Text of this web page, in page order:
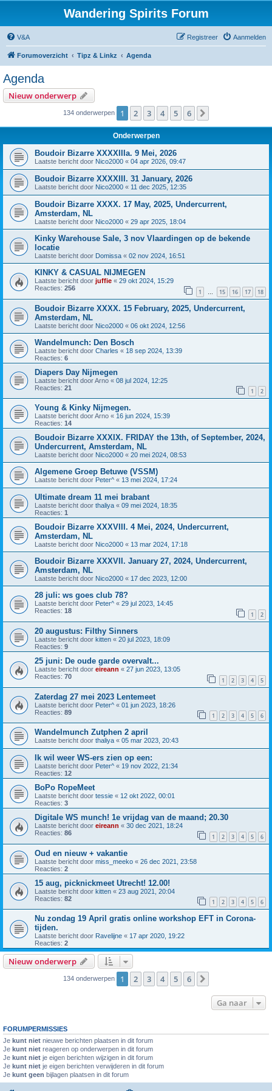
Wandering Spirits Forum
V&A Aanmelden
Registreer
Forumoverzicht Tipz & Linkz Agenda
Agenda
Nieuw onderwerp
134 onderwerpen 1 2 3 4 5 6
Onderwerpen
Boudoir Bizarre XXXXIIIa. 9 Mei, 2026
Laatste bericht door Nico2000 « 04 apr 2026, 09:47
Boudoir Bizarre XXXXIII. 31 January, 2026
Laatste bericht door Nico2000 « 11 dec 2025, 12:35
Boudoir Bizarre XXXX. 17 May, 2025, Undercurrent,
Amsterdam, NL
Laatste bericht door Nico2000 « 29 apr 2025, 18:04
Kinky Warehouse Sale, 3 nov Vlaardingen op de bekende
locatie
Laatste bericht door Domissa « 02 nov 2024, 16:51
KINKY & CASUAL NIJMEGEN
Laatste bericht door juffie « 29 okt 2024, 15:29
Reacties: 256 1 … 15 16 17 18
Boudoir Bizarre XXXX. 15 February, 2025, Undercurrent,
Amsterdam, NL
Laatste bericht door Nico2000 « 06 okt 2024, 12:56
Wandelmunch: Den Bosch
Laatste bericht door Charles « 18 sep 2024, 13:39
Reacties: 6
Diapers Day Nijmegen
Laatste bericht doorArno « 08 jul 2024, 12:25
Reacties: 21 1 2
Young & Kinky Nijmegen.
Laatste bericht doorArno « 16 jun 2024, 15:39
Reacties: 14
Boudoir Bizarre XXXIX. FRIDAY the 13th, of September, 2024,
Undercurrent, Amsterdam, NL
Laatste bericht door Nico2000 « 20 mei 2024, 08:53
Algemene Groep Betuwe (VSSM)
Laatste bericht door Peter^ « 13 mei 2024, 17:24
Ultimate dream 11 mei brabant
Laatste bericht door thaliya « 09 mei 2024, 18:35
Reacties: 1
Boudoir Bizarre XXXVIII. 4 Mei, 2024, Undercurrent,
Amsterdam, NL
Laatste bericht door Nico2000 « 13 mar 2024, 17:18
Boudoir Bizarre XXXVII. January 27, 2024, Undercurrent,
Amsterdam, NL
Laatste bericht door Nico2000 « 17 dec 2023, 12:00
28 juli: ws goes club 78?
Laatste bericht door Peter^ « 29 jul 2023, 14:45
Reacties: 18 1 2
20 augustus: Filthy Sinners
Laatste bericht door kitten « 20 jul 2023, 18:09
Reacties: 9
25 juni: De oude garde overvalt...
Laatste bericht door eireann « 27 jun 2023, 13:05
Reacties: 70 1 2 3 4 5
Zaterdag 27 mei 2023 Lentemeet
Laatste bericht door Peter^ « 01 jun 2023, 18:26
Reacties: 89 1 2 3 4 5 6
Wandelmunch Zutphen 2 april
Laatste bericht door thaliya « 05 mar 2023, 20:43
Ik wil weer WS-ers zien op een:
Laatste bericht door Peter^ « 19 nov 2022, 21:34
Reacties: 12
BoPo RopeMeet
Laatste bericht door tessie « 12 okt 2022, 00:01
Reacties: 3
Digitale WS munch! 1e vrijdag van de maand; 20.30
Laatste bericht door eireann « 30 dec 2021, 18:24
Reacties: 86 1 2 3 4 5 6
Oud en nieuw + vakantie
Laatste bericht door miss_meeko « 26 dec 2021, 23:58
Reacties: 2
15 aug, picknickmeet Utrecht! 12.00!
Laatste bericht door kitten « 23 aug 2021, 20:04
Reacties: 82 1 2 3 4 5 6
Nu zondag 19 April gratis online workshop EFT in Corona-
tijden.
Laatste bericht door Ravelijne « 17 apr 2020, 19:22
Reacties: 2
Nieuw onderwerp
134 onderwerpen 1 2 3 4 5 6
Ga naar
FORUMPERMISSIES
Je kunt niet nieuwe berichten plaatsen in dit forum
Je kunt niet reageren op onderwerpen in dit forum
Je kunt niet je eigen berichten wijzigen in dit forum
Je kunt niet je eigen berichten verwijderen in dit forum
Je kunt geen bijlagen plaatsen in dit forum